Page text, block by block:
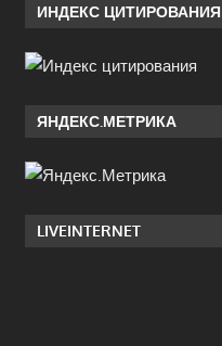
ИНДЕКС ЦИТИРОВАНИЯ
ЯНДЕКС.МЕТРИКА
LIVEINTERNET